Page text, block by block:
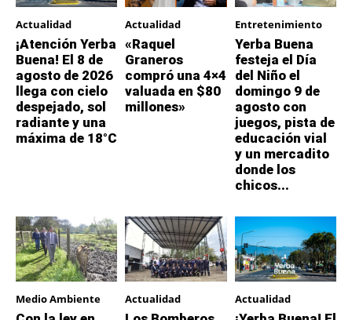
Actualidad
¡Atención Yerba
Buena! El 8 de
agosto de 2026
llega con cielo
despejado, sol
radiante y una
máxima de 18°C
Actualidad
«Raquel
Graneros
compró una 4×4
valuada en $80
millones»
Entretenimiento
Yerba Buena
festeja el Día
del Niño el
domingo 9 de
agosto con
juegos, pista de
educación vial
y un mercadito
donde los
chicos...
Medio Ambiente Actualidad Actualidad